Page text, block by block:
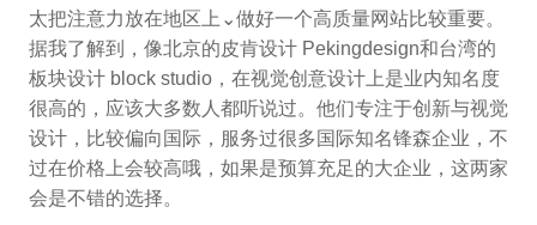
太把注意力放在地区上⌄做好一个高质量网站比较重要。
据我了解到，像北京的皮肯设计 Pekingdesign和台湾的
板块设计 block studio，在视觉创意设计上是业内知名度
很高的，应该大多数人都听说过。他们专注于创新与视觉
设计，比较偏向国际，服务过很多国际知名锋森企业，不
过在价格上会较高哦，如果是预算充足的大企业，这两家
会是不错的选择。